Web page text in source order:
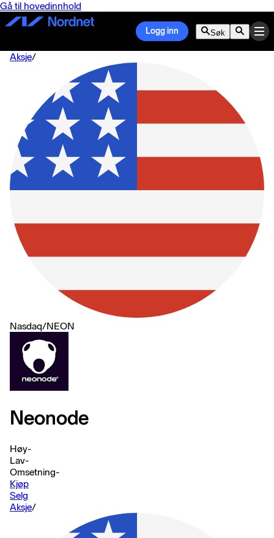
Gå til hovedinnhold
Logg inn Søk
Aksje/
Nasdaq/NEON
Neonode
Høy-
Lav-
Omsetning-
Kjøp
Selg
Aksje/